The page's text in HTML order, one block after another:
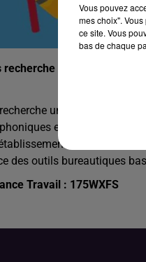
un agent
un agent
et prise de
de santé. Vous
des outils bureautiques
Travail : 175WXFS
Vous pouvez
mes choix".
ce site. Vous
bas de chaque